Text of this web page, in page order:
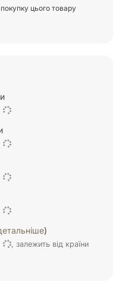
цього товару
)
, залежить від країни